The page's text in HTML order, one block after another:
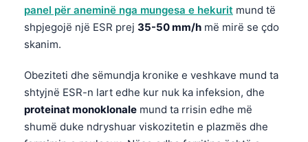
panel për aneminë nga mungesa e hekurit mund të
shpjegojë një ESR prej 35-50 mm/h më mirë se çdo
skanim.
Obeziteti dhe sëmundja kronike e veshkave mund ta
shtyjnë ESR-n lart edhe kur nuk ka infeksion, dhe
proteinat monoklonale mund ta rrisin edhe më
shumë duke ndryshuar viskozitetin e plazmës dhe
Монгол
ພາສາລາວ
Basa Jawa
ئۇيغۇرچە
Кыргызча